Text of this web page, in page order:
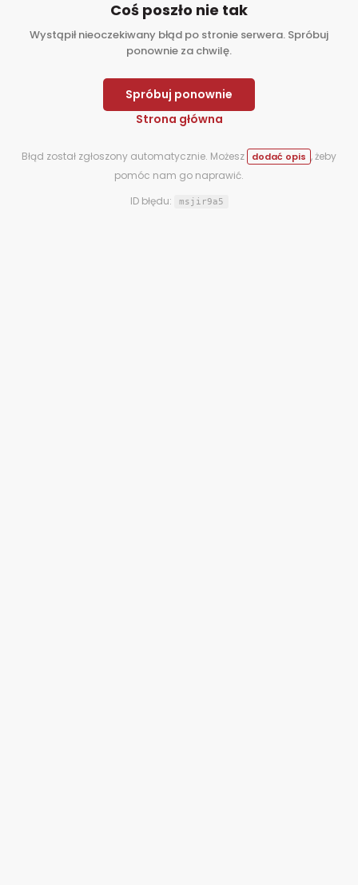
Coś poszło nie tak
Wystąpił nieoczekiwany błąd po stronie serwera. Spróbuj
ponownie za chwilę.
Spróbuj ponownie
Strona główna
Błąd został zgłoszony automatycznie. Możesz dodać opis , żeby
pomóc nam go naprawić.
ID błędu:
msjir9a5